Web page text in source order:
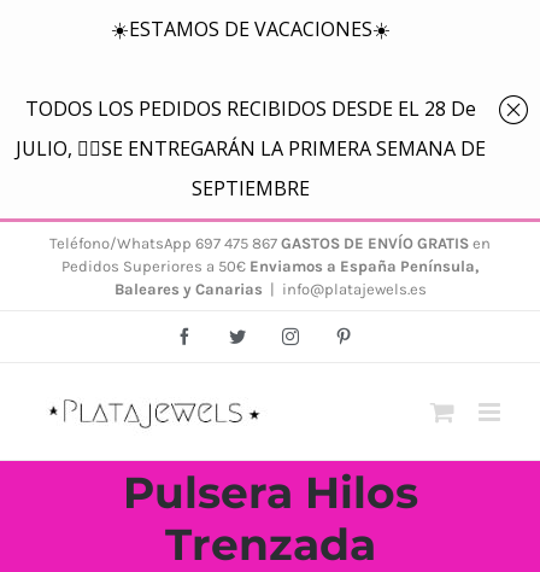
Teléfono/WhatsApp 697 475 867 GASTOS DE ENVÍO GRATIS en
Pedidos Superiores a 50€ Enviamos a España Península,
Baleares y Canarias
info@platajewels.es
FacebookTwitter Instagram
Pulsera Hilos
Trenzada